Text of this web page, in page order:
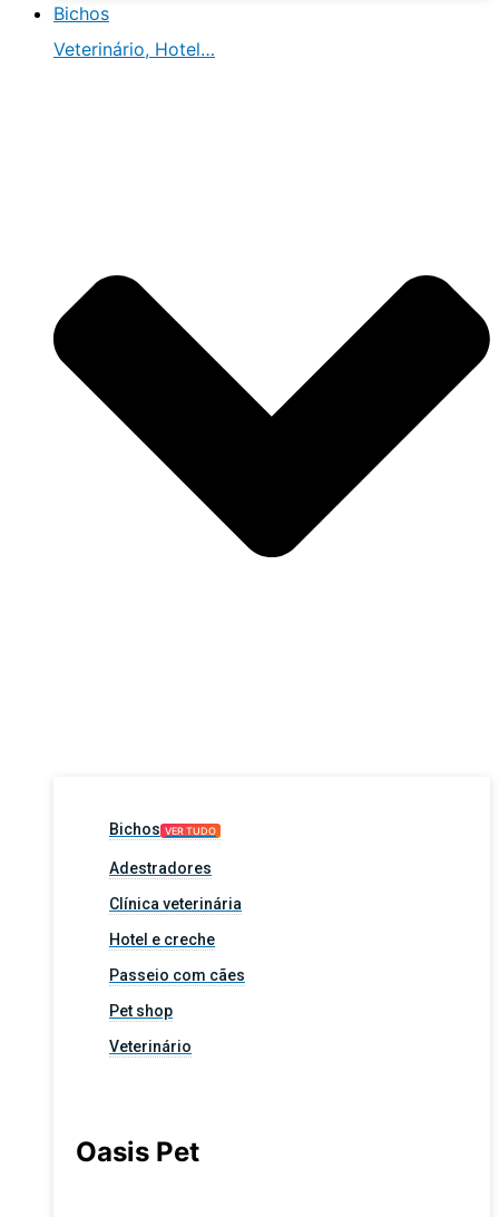
Bichos
Veterinário, Hotel…
Bichos VER TUDO
Adestradores
Clínica veterinária
Hotel e creche
Passeio com cães
Pet shop
Veterinário
Oasis Pet